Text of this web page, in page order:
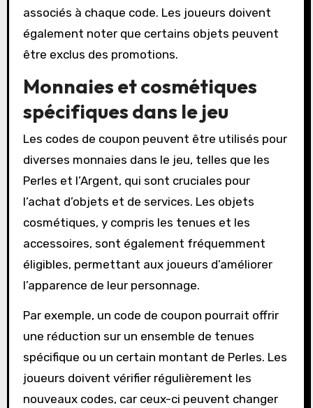
associés à chaque code. Les joueurs doivent
également noter que certains objets peuvent
être exclus des promotions.
Monnaies et cosmétiques
spécifiques dans le jeu
Les codes de coupon peuvent être utilisés pour
diverses monnaies dans le jeu, telles que les
Perles et l’Argent, qui sont cruciales pour
l’achat d’objets et de services. Les objets
cosmétiques, y compris les tenues et les
accessoires, sont également fréquemment
éligibles, permettant aux joueurs d’améliorer
l’apparence de leur personnage.
Par exemple, un code de coupon pourrait offrir
une réduction sur un ensemble de tenues
spécifique ou un certain montant de Perles. Les
joueurs doivent vérifier régulièrement les
nouveaux codes, car ceux-ci peuvent changer